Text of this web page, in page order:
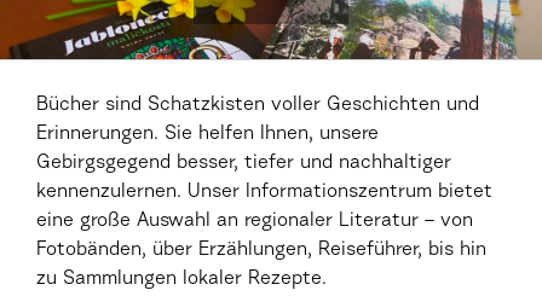
Bücher sind Schatzkisten voller Geschichten und
Erinnerungen. Sie helfen Ihnen, unsere
Gebirgsgegend besser, tiefer und nachhaltiger
kennenzulernen. Unser Informationszentrum bietet
eine große Auswahl an regionaler Literatur – von
Fotobänden, über Erzählungen, Reiseführer, bis hin
zu Sammlungen lokaler Rezepte.